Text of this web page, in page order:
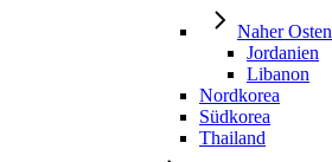
Naher Osten
Jordanien
Libanon
Nordkorea
Südkorea
Thailand